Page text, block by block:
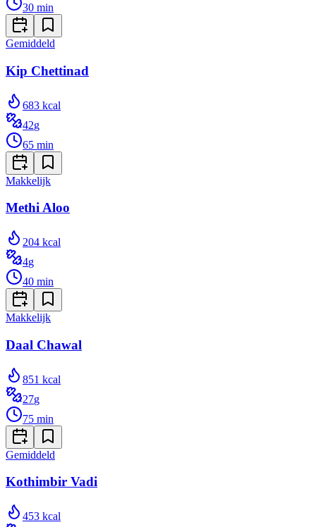
30 min
Gemiddeld
Kip Chettinad
683 kcal
42g
65 min
Makkelijk
Methi Aloo
204 kcal
4g
40 min
Makkelijk
Daal Chawal
851 kcal
27g
75 min
Gemiddeld
Kothimbir Vadi
453 kcal